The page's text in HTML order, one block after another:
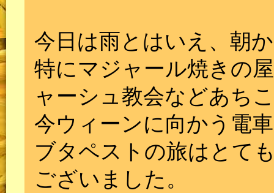
今日は雨とはいえ、朝
特にマジャール焼きの
ャーシュ教会などあち
今ウィーンに向かう電
ブタペストの旅はとて
ございました。